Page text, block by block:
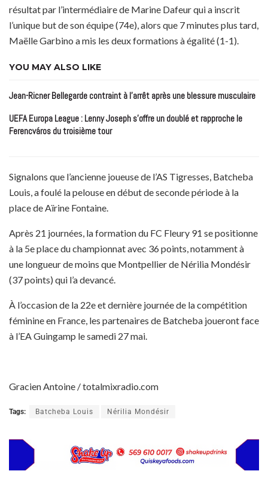
résultat par l’intermédiaire de Marine Dafeur qui a inscrit
l’unique but de son équipe (74e), alors que 7 minutes plus tard,
Maëlle Garbino a mis les deux formations à égalité (1-1).
YOU MAY ALSO LIKE
Jean-Ricner Bellegarde contraint à l’arrêt après une blessure musculaire
UEFA Europa League : Lenny Joseph s’offre un doublé et rapproche le
Ferencváros du troisième tour
Signalons que l’ancienne joueuse de l’AS Tigresses, Batcheba
Louis, a foulé la pelouse en début de seconde période à la
place de Aïrine Fontaine.
Après 21 journées, la formation du FC Fleury 91 se positionne
à la 5e place du championnat avec 36 points, notamment à
une longueur de moins que Montpellier de Nérilia Mondésir
(37 points) qui l’a devancé.
À l’occasion de la 22e et dernière journée de la compétition
féminine en France, les partenaires de Batcheba joueront face
à l’EA Guingamp le samedi 27 mai.
Gracien Antoine / totalmixradio.com
Tags: Batcheba Louis Nérilia Mondésir